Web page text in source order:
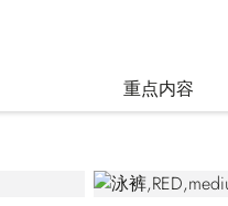
重点内容